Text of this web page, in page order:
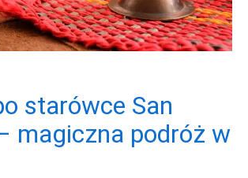
starówce San
magiczna podróż w